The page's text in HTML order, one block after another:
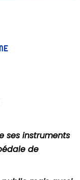
ses instruments
de